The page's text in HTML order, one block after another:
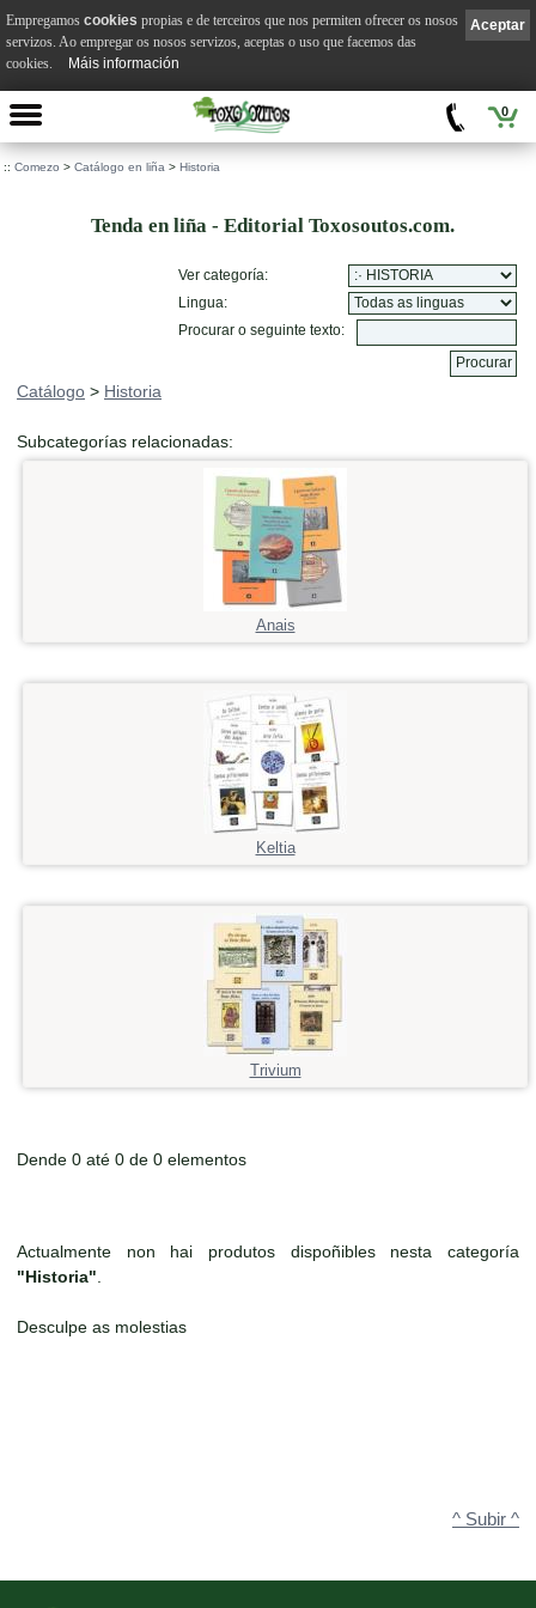
0
:: Comezo > Catálogo en liña > Historia
Tenda en liña - Editorial Toxosoutos.com.
Ver categoría:
Lingua:
Procurar o seguinte texto:
Catálogo > Historia
Subcategorías relacionadas:
Anais
Keltia
Trivium
Dende 0 até 0 de 0 elementos
Actualmente non hai produtos dispoñibles nesta categoría
"Historia"
Desculpe as molestias
^ Subir ^
Aceptar
Empregamos cookies propias e de terceiros que nos permiten ofrecer os nosos
servizos. Ao empregar os nosos servizos, aceptas o uso que facemos das
cookies.
Máis información